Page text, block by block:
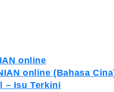
online
online (Bahasa
– Isu Terkini